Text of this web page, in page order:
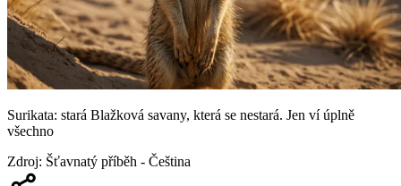
Surikata: stará Blažková savany, která se nestará. Jen ví úplně
všechno
Zdroj: Šťavnatý příběh - Čeština